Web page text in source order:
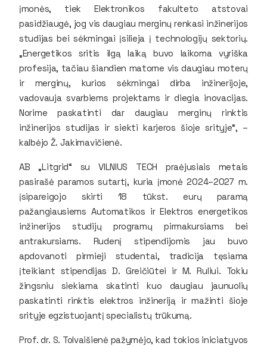
įmonės, tiek Elektronikos fakulteto atstovai
pasidžiaugė, jog vis daugiau merginų renkasi inžinerijos
studijas bei sėkmingai įsilieja į technologijų sektorių.
„Energetikos sritis ilgą laiką buvo laikoma vyriška
profesija, tačiau šiandien matome vis daugiau moterų
ir merginų, kurios sėkmingai dirba inžinerijoje,
vadovauja svarbiems projektams ir diegia inovacijas.
Norime paskatinti dar daugiau merginų rinktis
inžinerijos studijas ir siekti karjeros šioje srityje“, –
kalbėjo Ž. Jakimavičienė.
AB „Litgrid“ su VILNIUS TECH praėjusiais metais
pasirašė paramos sutartį, kuria įmonė 2024–2027 m.
įsipareigojo skirti 18 tūkst. eurų paramą
pažangiausiems Automatikos ir Elektros energetikos
inžinerijos studijų programų pirmakursiams bei
antrakursiams. Rudenį stipendijomis jau buvo
apdovanoti pirmieji studentai, tradicija tęsiama
įteikiant stipendijas D. Greičiūtei ir M. Ruliui. Tokiu
žingsniu siekiama skatinti kuo daugiau jaunuolių
paskatinti rinktis elektros inžineriją ir mažinti šioje
srityje egzistuojantį specialistų trūkumą.
Prof. dr. S. Tolvaišienė pažymėjo, kad tokios iniciatyvos